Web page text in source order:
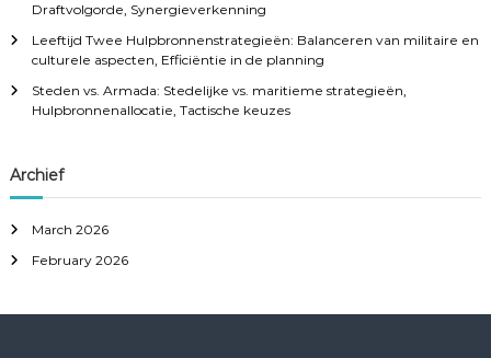
Draftvolgorde, Synergieverkenning
Leeftijd Twee Hulpbronnenstrategieën: Balanceren van militaire en
culturele aspecten, Efficiëntie in de planning
Steden vs. Armada: Stedelijke vs. maritieme strategieën,
Hulpbronnenallocatie, Tactische keuzes
Archief
March 2026
February 2026